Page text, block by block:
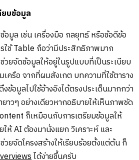
ยบข้อมูล
มูล เช่น เครื่องมือ กลยุทธ์ หรือข้อดีข้อ
ใช้ Table ถือว่ามีประสิทธิภาพมาก
วยจัดข้อมูลให้อยู่ในรูปแบบที่เป็นระเบียบ
เครือ จากที่ผมสังเกต บทความที่ใช้ตาราง
ข้อมูลไปใช้อ้างอิงได้ตรงประเด็นมากกว่า
าวๆ อย่างเดียวหากอธิบายให้เห็นภาพชัด
ก็เหมือนกับการเตรียมข้อมูลให้
ห้ AI ต้องมานั่งแยก วิเคราะห์ และ
วยจัดโครงสร้างให้เรียบร้อยตั้งแต่ต้น ก็
ได้ง่ายขึ้นครับ